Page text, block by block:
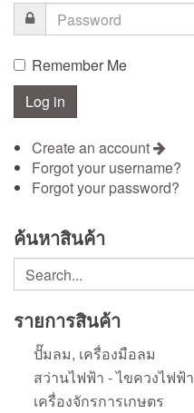
Remember Me
Create an account
Forgot your username?
Forgot your password?
ค้นหาสินค้า
รายการสินค้า
ปั๊มลม, เครื่องมือลม
สว่านไฟฟ้า - ไขควงไฟฟ้า
เครื่องจักรการเกษตร